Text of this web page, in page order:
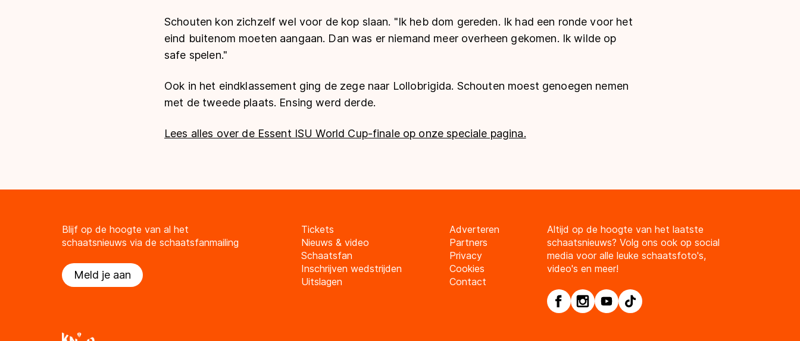
Schouten kon zichzelf wel voor de kop slaan. "Ik heb dom gereden. Ik had een ronde voor het
eind buitenom moeten aangaan. Dan was er niemand meer overheen gekomen. Ik wilde op
safe spelen."
Ook in het eindklassement ging de zege naar Lollobrigida. Schouten moest genoegen nemen
met de tweede plaats. Ensing werd derde.
Lees alles over de Essent ISU World Cup-finale op onze speciale pagina.
Blijf op de hoogte van al het
schaatsnieuws via de schaatsfanmailing
Meld je aan
Tickets
Nieuws & video
Schaatsfan
Inschrijven wedstrijden
Uitslagen
Adverteren
Partners
Privacy
Cookies
Contact
Altijd op de hoogte van het laatste
schaatsnieuws? Volg ons ook op social
media voor alle leuke schaatsfoto's,
video's en meer!